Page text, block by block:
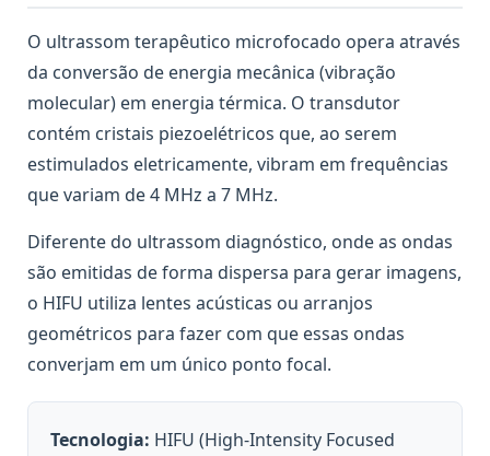
O ultrassom terapêutico microfocado opera através
da conversão de energia mecânica (vibração
molecular) em energia térmica. O transdutor
contém cristais piezoelétricos que, ao serem
estimulados eletricamente, vibram em frequências
que variam de 4 MHz a 7 MHz.
Diferente do ultrassom diagnóstico, onde as ondas
são emitidas de forma dispersa para gerar imagens,
o HIFU utiliza lentes acústicas ou arranjos
geométricos para fazer com que essas ondas
converjam em um único ponto focal.
Tecnologia: HIFU (High-Intensity Focused